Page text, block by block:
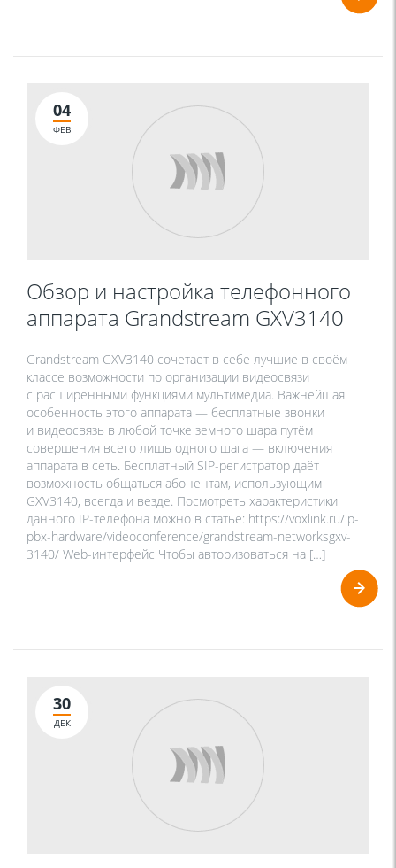
04
ФЕВ
Обзор и настройка телефонного
аппарата Grandstream GXV3140
Grandstream GXV3140 сочетает в себе лучшие в своём
классе возможности по организации видеосвязи
с расширенными функциями мультимедиа. Важнейшая
особенность этого аппарата — бесплатные звонки
и видеосвязь в любой точке земного шара путём
совершения всего лишь одного шага — включения
аппарата в сеть. Бесплатный SIP-регистратор даёт
возможность общаться абонентам, использующим
GXV3140, всегда и везде. Посмотреть характеристики
данного IP-телефона можно в статье: https://voxlink.ru/ip-
pbx-hardware/videoconference/grandstream-networksgxv-
3140/ Web-интерфейс Чтобы авторизоваться на […]
30
ДЕК